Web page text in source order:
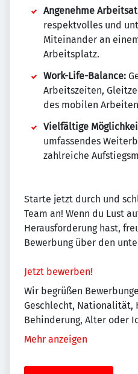
Angenehme
respektvolles und
Miteinander an
Arbeitsplatz.
Work-Life-Balance:
Arbeitszeiten,
des mobilen
Vielfältige
umfassendes
zahlreiche
Starte jetzt durch und
Team an! Wenn du Lust
Herausforderung hast,
Bewerbung über den
Jetzt bewerben!
Wir begrüßen
Geschlecht, Nationalität,
Behinderung, Alter oder
Mehr anzeigen